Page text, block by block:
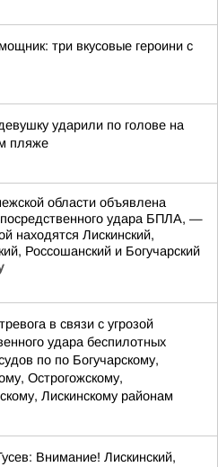
три вкусовые героини с
ударили по голове на
пляже
области объявлена
удара БПЛА, —
находятся Лискинский,
Россошанский и Богучарский
в связи с угрозой
удара беспилотных
по по Богучарскому,
Острогожскому,
Лискинскому районам
Внимание! Лискинский,